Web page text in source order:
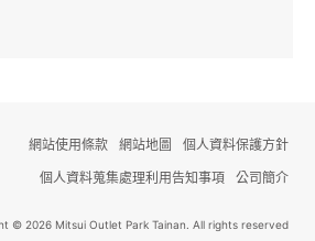
網站使用條款 網站地圖
個人資料保護方針
個人資料蒐集處理利用告知事項
公司簡介
© 2026 Mitsui Outlet Park Tainan. All rights reserved